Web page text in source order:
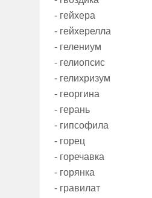
- гейхера
- гейхерелла
- гелениум
- гелиопсис
- гелихризум
- георгина
- герань
- гипсофила
- горец
- горечавка
- горянка
- гравилат